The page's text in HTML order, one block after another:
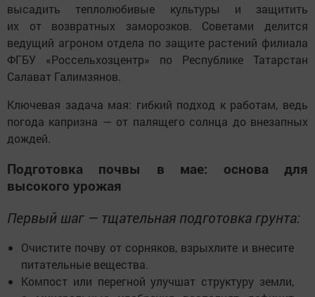
высадить теплолюбивые культуры и защитить
их от возвратных заморозков. Советами делится
ведущий агроном отдела по защите растений филиала
ФГБУ «Россельхозцентр» по Республике Татарстан
Салават Галимзянов.
Ключевая задача мая: гибкий подход к работам, ведь
погода капризна — от палящего солнца до внезапных
дождей.
Подготовка почвы в мае: основа для
высокого урожая
Первый шаг — тщательная подготовка грунта:
Очистите почву от сорняков, взрыхлите и внесите
питательные вещества.
Компост или перегной улучшат структуру земли,